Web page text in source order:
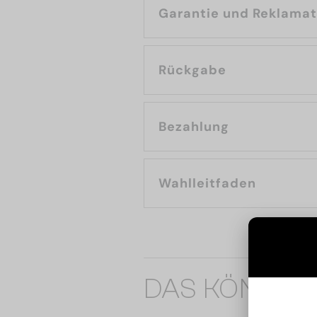
Garantie und
Rückgabe
Bezahlung
Wahlleitfaden
DAS